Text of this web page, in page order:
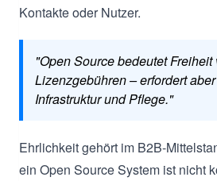
Kontakte oder Nutzer.
"Open Source bedeutet Freiheit
Lizenzgebühren – erfordert
Infrastruktur und Pflege."
Ehrlichkeit gehört im B2B-
ein Open Source System ist nicht